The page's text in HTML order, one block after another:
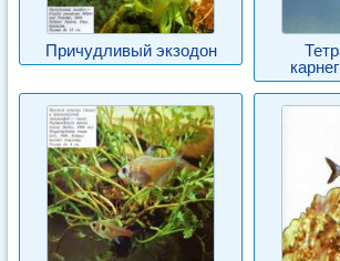
Причудливый экзодон